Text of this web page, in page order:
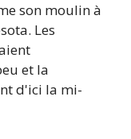
son moulin à
Les
et la
d'ici la mi-